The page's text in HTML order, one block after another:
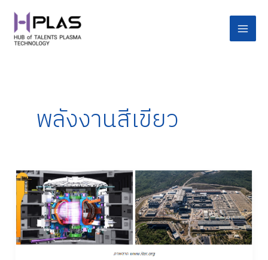
content
Main
พลังงานสีเขียว
TOKAMAK
เทคโนโลยี
ฟิว
ชัน
ประตู
สู่